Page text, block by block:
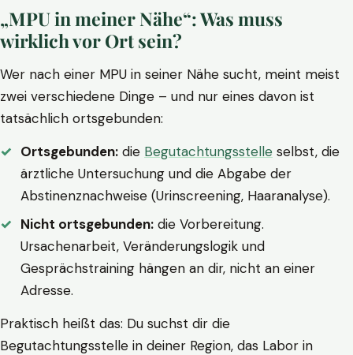
„MPU in meiner Nähe“: Was muss
wirklich vor Ort sein?
Wer nach einer MPU in seiner Nähe sucht, meint meist
zwei verschiedene Dinge – und nur eines davon ist
tatsächlich ortsgebunden:
Ortsgebunden: die Begutachtungsstelle selbst, die
ärztliche Untersuchung und die Abgabe der
Abstinenznachweise (Urinscreening, Haaranalyse).
Nicht ortsgebunden: die Vorbereitung.
Ursachenarbeit, Veränderungslogik und
Gesprächstraining hängen an dir, nicht an einer
Adresse.
Praktisch heißt das: Du suchst dir die
Begutachtungsstelle in deiner Region, das Labor in